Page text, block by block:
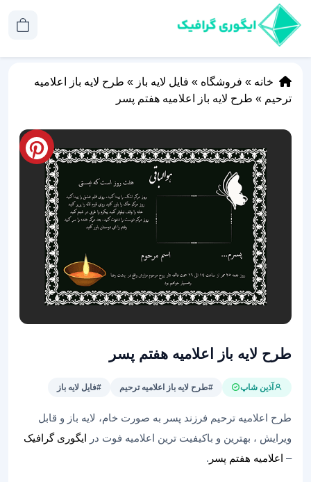
خانه » فروشگاه » فایل لایه باز » طرح لایه باز اعلامیه
ترحیم » طرح لایه باز اعلامیه هفتم پسر
طرح لایه باز اعلامیه هفتم پسر
آذین شاپ #طرح لایه باز اعلامیه ترحیم #فایل لایه باز
طرح‌ اعلامیه ترحیم فرزند پسر به صورت خام، لایه باز و قابل
ویرایش ، بهترین و باکیفیت ترین اعلامیه فوت در
ایگوری گرافیک
– اعلامیه هفتم پسر .